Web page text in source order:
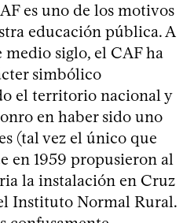
es uno de los motivos
educación pública. A
medio siglo, el CAF ha
simbólico
el territorio nacional y
en haber sido uno
(tal vez el único que
en 1959 propusieron al
la instalación en Cruz
Instituto Normal Rural.